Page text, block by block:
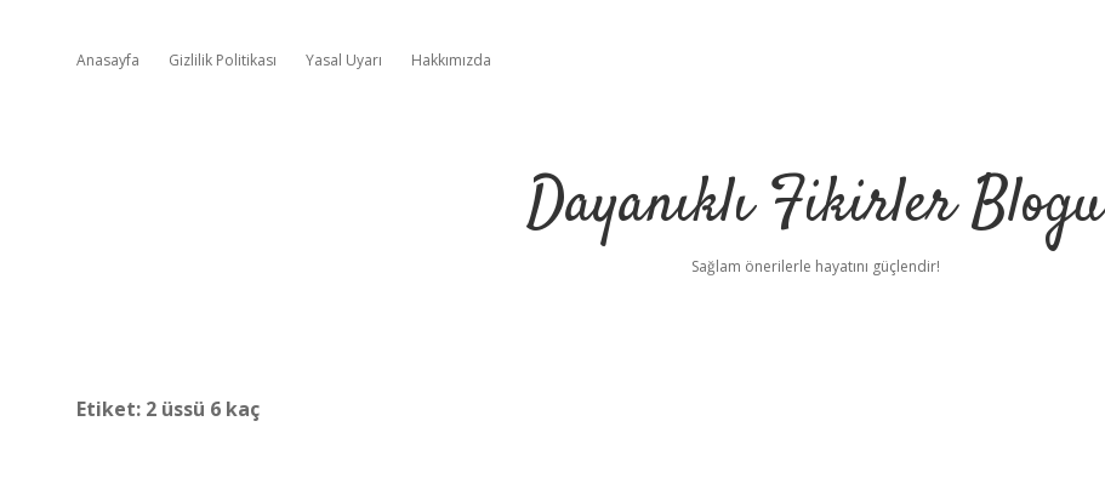
Anasayfa Gizlilik Politikası Yasal Uyarı Hakkımızda
Dayanıklı Fikirler Blogu
Sağlam önerilerle hayatını güçlendir!
Etiket: 2 üssü 6 kaç